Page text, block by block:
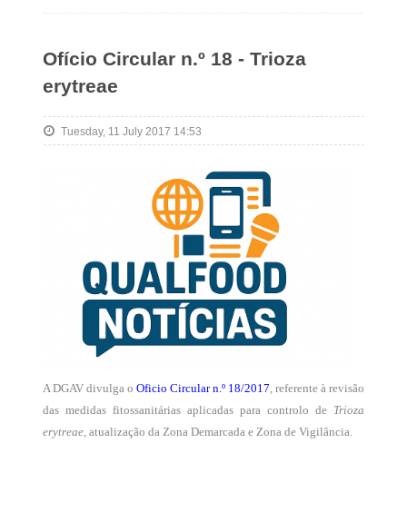
Ofício Circular n.º 18 - Trioza
erytreae
Tuesday, 11 July 2017 14:53
A DGAV divulga o Oficio Circular n.º 18/2017, referente à revisão
das medidas fitossanitárias aplicadas para controlo de Trioza
erytreae, atualização da Zona Demarcada e Zona de Vigilância.